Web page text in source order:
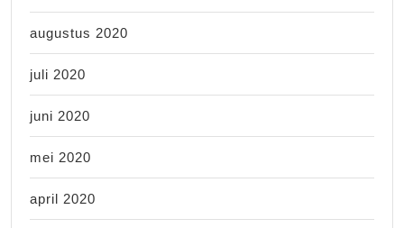
augustus 2020
juli 2020
juni 2020
mei 2020
april 2020